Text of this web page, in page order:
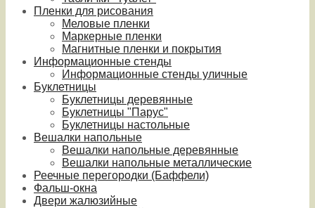
Пленки для рисования
Меловые пленки
Маркерные пленки
Магнитные пленки и покрытия
Информационные стенды
Информационные стенды уличные
Буклетницы
Буклетницы деревянные
Буклетницы "Парус"
Буклетницы настольные
Вешалки напольные
Вешалки напольные деревянные
Вешалки напольные металлические
Реечные перегородки (Баффели)
Фальш-окна
Двери жалюзийные